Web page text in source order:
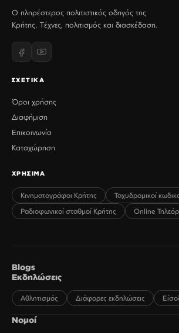
Ο πληρέστερος πολιτιστικός οδηγός της
Κρήτης. Τέχνες, πολιτισμός και διασκέδαση.
ΣΧΕΤΙΚΑ
Όροι χρήσης
Διαφήμιση
Επικοινωνία
Καταχώρηση
ΧΡΗΣΙΜΑ
Κινηματογράφοι Κρήτης Ταχυδρομικοί
Ραδιοφωνικοί σταθμοί Κρήτης
Online
Blogs
Εκδηλώσεις
Αθλητισμός Διάφορες εκδηλώσεις
Νομοί